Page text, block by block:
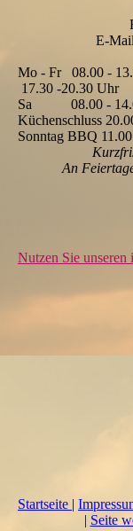
E-
Mo - Fr 08.00 -
17.30 -20.30 Uhr
Sa 08.00 -
Küchenschluss
Sonntag BBQ
An
Nutzen Sie
Startseite |
| Seite